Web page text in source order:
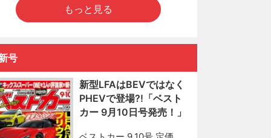
もっと見る
号
新型LFAはBEVではなく
PHEVで登場?!「ベスト
カー 9月10日号発売！」